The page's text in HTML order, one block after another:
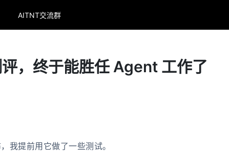
AITNT交流群
，终于能胜任 Agent 工作了
我提前用它做了一些测试。